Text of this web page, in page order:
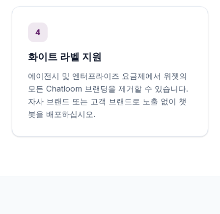
4
화이트 라벨 지원
에이전시 및 엔터프라이즈 요금제에서 위젯의
모든 Chatloom 브랜딩을 제거할 수 있습니다.
자사 브랜드 또는 고객 브랜드로 노출 없이 챗
봇을 배포하십시오.